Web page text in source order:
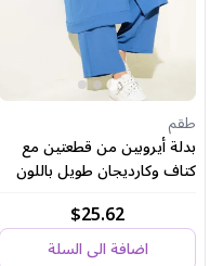
طقم
بدلة أيروبين من قطعتين مع
كتاف وكارديجان طويل باللون
$25.62
اضافة الى السلة